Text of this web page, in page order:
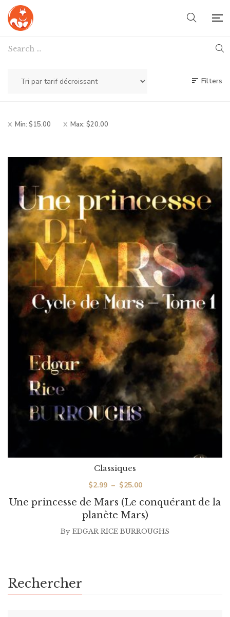
Filters
Min: $15.00 Max: $20.00
Une princesse de Mars (Le conquérant de la
planète Mars)
Classiques
$2.99 – $25.00Plage
de
prix :
$2.99
By EDGAR RICE BURROUGHS
Rechercher